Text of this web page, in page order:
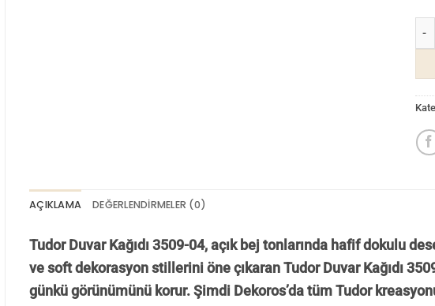
AÇIKLAMA DEĞERLENDIRMELER (0)
Tudor Duvar Kağıdı 3509-04, açık bej tonlarında hafif dokulu
ve soft dekorasyon stillerini öne çıkaran Tudor Duvar Kağıdı
günkü görünümünü korur.Şimdi Dekoros’da tüm Tudor